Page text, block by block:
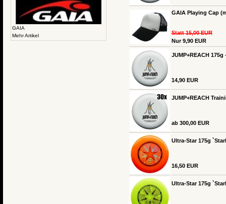
GAIA
Mehr Artikel
GAIA Playing Cap
Statt 15,00 EUR
Nur 9,90 EUR
JUMP+REACH 175g
14,90 EUR
JUMP+REACH
ab 300,00 EUR
Ultra-Star 175g
16,50 EUR
Ultra-Star 175g